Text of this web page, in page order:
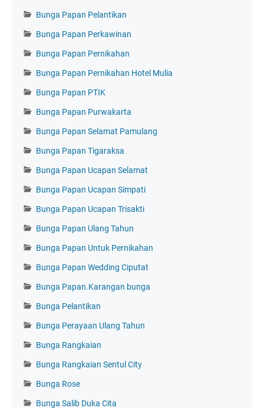
Bunga Papan Pelantikan
Bunga Papan Perkawinan
Bunga Papan Pernikahan
Bunga Papan Pernikahan Hotel Mulia
Bunga Papan PTIK
Bunga Papan Purwakarta
Bunga Papan Selamat Pamulang
Bunga Papan Tigaraksa
Bunga Papan Ucapan Selamat
Bunga Papan Ucapan Simpati
Bunga Papan Ucapan Trisakti
Bunga Papan Ulang Tahun
Bunga Papan Untuk Pernikahan
Bunga Papan Wedding Ciputat
Bunga Papan.Karangan bunga
Bunga Pelantikan
Bunga Perayaan Ulang Tahun
Bunga Rangkaian
Bunga Rangkaian Sentul City
Bunga Rose
Bunga Salib Duka Cita